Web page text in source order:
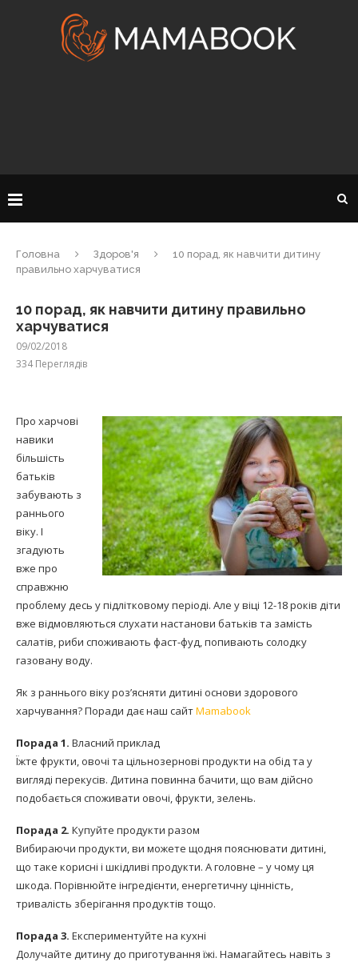
Головна Здоров'я
10 порад, як навчити дитину
правильно харчуватися
10 порад, як навчити дитину правильно
харчуватися
09/02/2018
334Переглядів
Про харчові
навики
більшість
батьків
забувають з
раннього
віку. І
згадують
вже про
справжню
проблему десь у підлітковому періоді. Але у віці 12-18 років діти
вже відмовляються слухати настанови батьків та замість
салатів, риби споживають фаст-фуд, попивають солодку
газовану воду.
Як з раннього віку роз’ясняти дитині основи здорового
харчування? Поради дає наш сайтMamabook
Порада 1. Власний приклад
Їжте фрукти, овочі та цільнозернові продукти на обід та у
вигляді перекусів. Дитина повинна бачити, що вам дійсно
подобається споживати овочі, фрукти, зелень.
Порада 2. Купуйте продукти разом
Вибираючи продукти, ви можете щодня пояснювати дитині,
що таке корисні і шкідливі продукти. А головне – у чому ця
шкода. Порівнюйте інгредієнти, енергетичну цінність,
тривалість зберігання продуктів тощо.
Порада 3. Експериментуйте на кухні
Долучайте дитину до приготування їжі. Намагайтесь навіть з